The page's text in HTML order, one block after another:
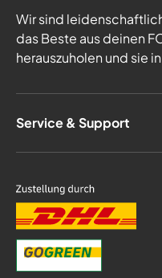
Wir sind
das Beste aus deinen
herauszuholen und sie
Service & Support